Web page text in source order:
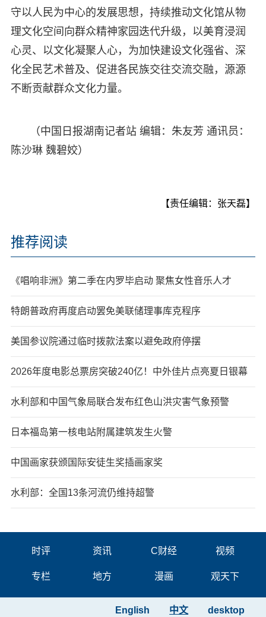
守以人民为中心的发展思想，持续推动文化馆从物
理文化空间向群众精神家园迭代升级，以美育浸润
心灵、以文化凝聚人心，为加快建设文化强省、深
化全民艺术普及、促进各民族交往交流交融，源源
不断贡献群众文化力量。
（中国日报湖南记者站 编辑：朱友芳 通讯员：
陈沙琳 魏碧姣）
【责任编辑：张天磊】
推荐阅读
《唱响非洲》第二季在内罗毕启动 聚焦女性音乐人才
特朗普政府再度启动罢免美联储理事库克程序
美国参议院通过临时拨款法案以避免政府停摆
2026年度电影总票房突破240亿！中外佳片点亮夏日银幕
水利部和中国气象局联合发布红色山洪灾害气象预警
日本福岛第一核电站附属建筑发生火警
中国画家获颁国际安徒生奖插画家奖
水利部：全国13条河流仍维持超警
时评 资讯 C财经 视频
专栏 地方 漫画 观天下
desktop
中文
English